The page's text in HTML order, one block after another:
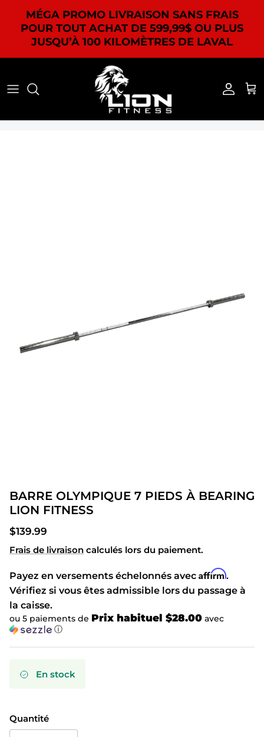
Aller au contenu
MÉGA PROMO LIVRAISON SANS FRAIS
POUR TOUT ACHAT DE 599,99$ OU PLUS
JUSQU’À 100 KILOMÈTRES DE LAVAL
Compte
BARRE OLYMPIQUE 7 PIEDS À BEARING
LION FITNESS
Prix habituel
$139.99
Frais de livraison calculés lors du paiement.
Payez en versements échelonnés avec Affirm.
Vérifiez si vous êtes admissible lors du passage à
la caisse.
ou 5 paiements de Prix habituel $28.00 avec
ⓘ
En stock
Quantité